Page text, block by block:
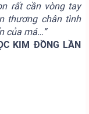
rất cần vòng tay
thương chân tình
của má…”
KIM ĐỒNG LẦN